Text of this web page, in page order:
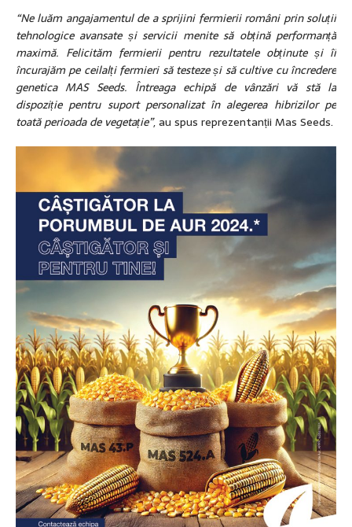
“Ne luăm angajamentul de a sprijini fermierii români prin soluții
tehnologice avansate și servicii menite să obțină performanță
maximă. Felicităm fermierii pentru rezultatele obținute și îi
încurajăm pe ceilalți fermieri să testeze și să cultive cu încredere
genetica MAS Seeds. Întreaga echipă de vânzări vă stă la
dispoziție pentru suport personalizat în alegerea hibrizilor pe
toată perioada de vegetație”, au spus reprezentanții Mas Seeds.